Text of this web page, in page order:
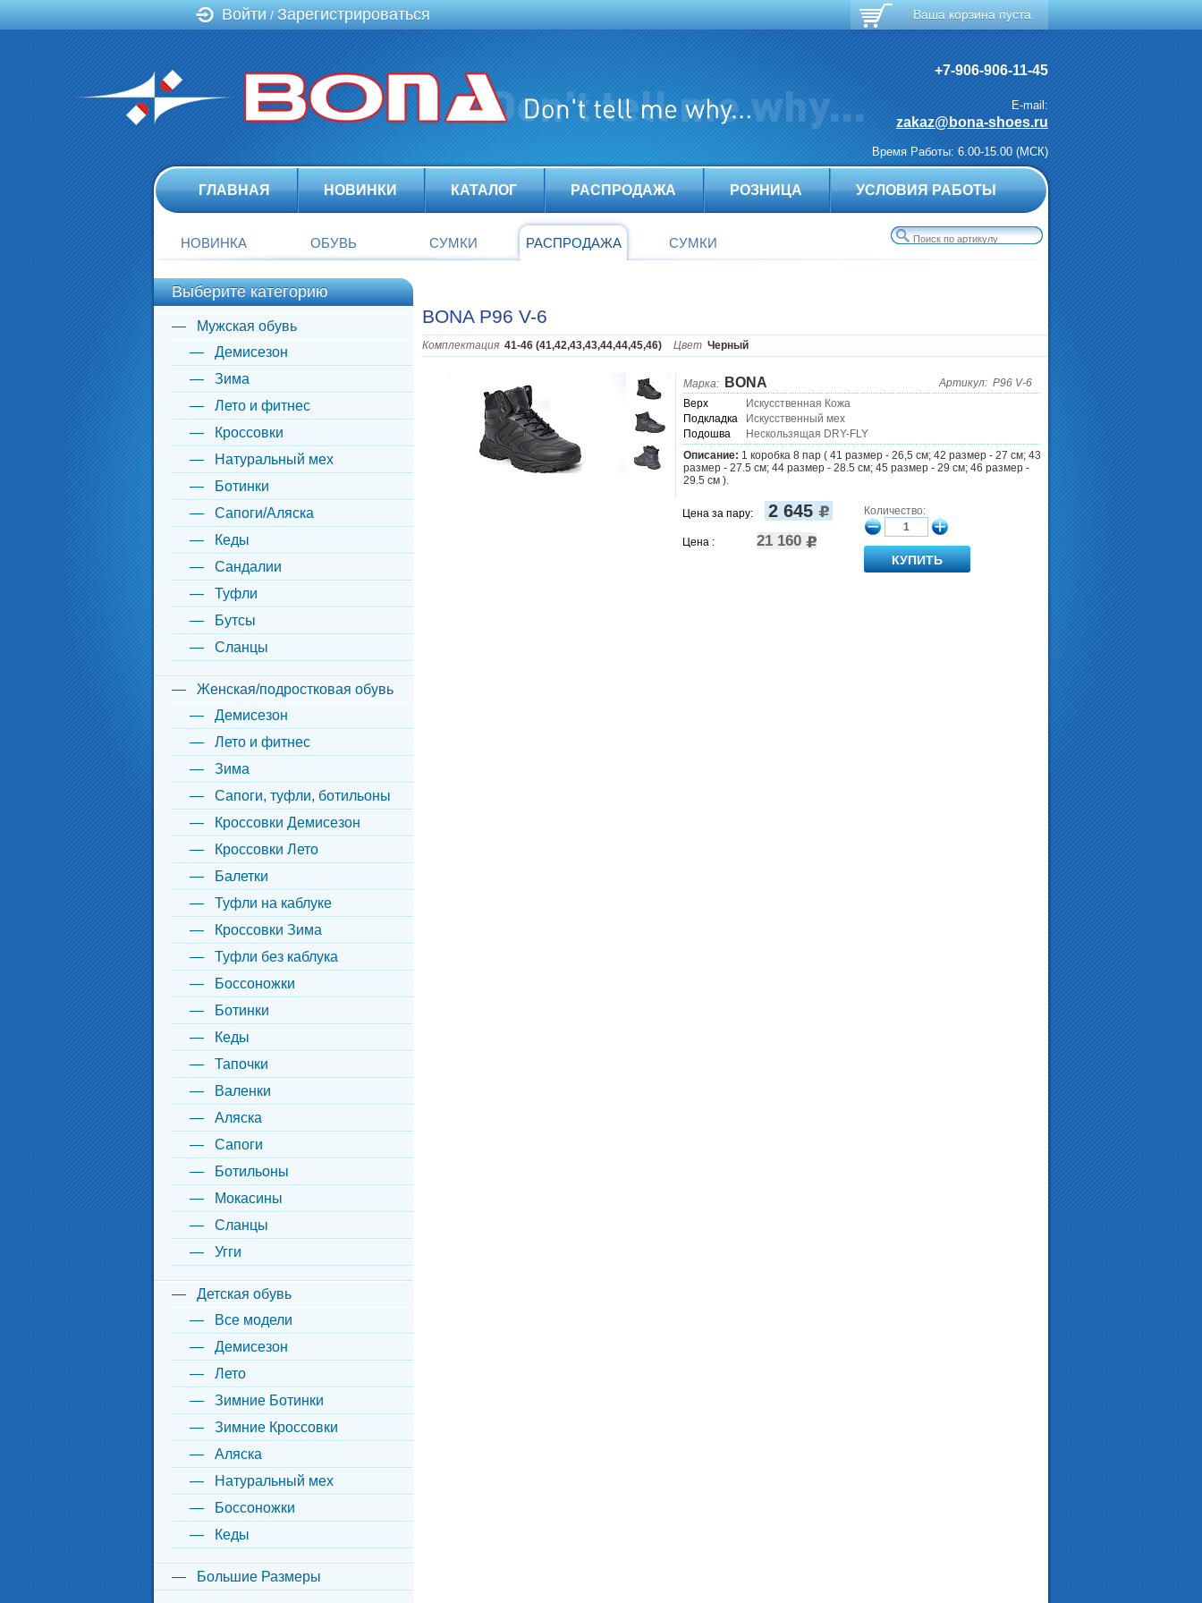
Войти / Зарегистрироваться Ваша корзина пуста.
+7-906-906-11-45
E-mail:
zakaz@bona-shoes.ru
Время Работы: 6.00-15.00 (МСК)
ГЛАВНАЯ НОВИНКИ КАТАЛОГ РАСПРОДАЖА РОЗНИЦА УСЛОВИЯ РАБОТЫ
НОВИНКА ОБУВЬ СУМКИ РАСПРОДАЖА СУМКИ
BONA P96 V-6
Комплектация 41-46 (41,42,43,43,44,44,45,46) Цвет Черный
Марка: BONA Артикул: P96 V-6
Верх
Искусственная Кожа
Подкладка
Искусственный мех
Подошва
Нескользящая DRY-FLY
Описание: 1 коробка 8 пар ( 41 размер - 26,5 см; 42 размер - 27 см; 43
размер - 27.5 см; 44 размер - 28.5 см; 45 размер - 29 см; 46 размер -
29.5 см ).
Цена за пару: 2 645
Цена : 21 160
Количество:
Выберите категорию
Мужская обувь
Демисезон
Зима
Лето и фитнес
Кроссовки
Натуральный мех
Ботинки
Сапоги/Аляска
Кеды
Сандалии
Туфли
Бутсы
Сланцы
Женская/подростковая обувь
Демисезон
Лето и фитнес
Зима
Сапоги, туфли, ботильоны
Кроссовки Демисезон
Кроссовки Лето
Балетки
Туфли на каблуке
Кроссовки Зима
Туфли без каблука
Боссоножки
Ботинки
Кеды
Тапочки
Валенки
Аляска
Сапоги
Ботильоны
Мокасины
Сланцы
Угги
Детская обувь
Все модели
Демисезон
Лето
Зимние Ботинки
Зимние Кроссовки
Аляска
Натуральный мех
Боссоножки
Кеды
Большие Размеры